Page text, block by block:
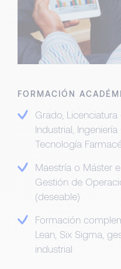
FORMACIÓN
Grado,
Industrial,
Tecnología
Maestría o Máster
Gestión de
(deseable)
Formación
Lean, Six Sigma,
industrial